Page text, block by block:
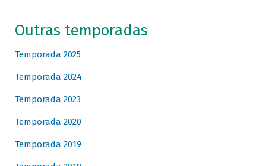
Outras temporadas
Temporada 2025
Temporada 2024
Temporada 2023
Temporada 2020
Temporada 2019